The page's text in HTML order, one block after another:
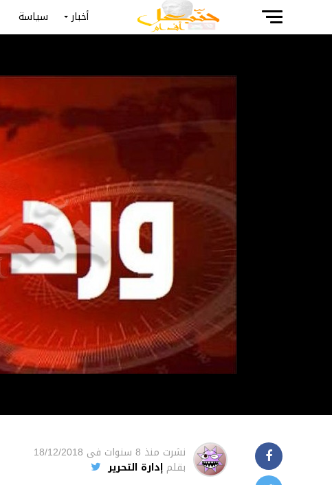
أخبار سياسة
نشرت منذ 8 سنوات فى 18/12/2018
بقلم إدارة التحرير